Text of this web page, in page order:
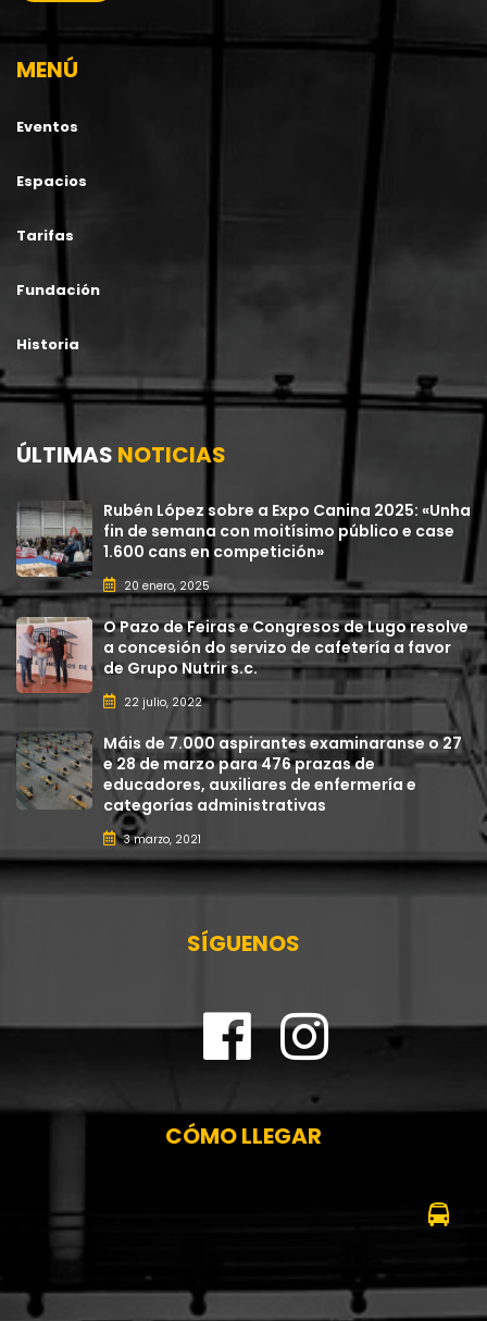
MENÚ
Eventos
Espacios
Tarifas
Fundación
Historia
ÚLTIMAS NOTICIAS
Rubén López sobre a Expo Canina 2025: «Unha
fin de semana con moitísimo público e case
1.600 cans en competición»
20 enero, 2025
O Pazo de Feiras e Congresos de Lugo resolve
a concesión do servizo de cafetería a favor
de Grupo Nutrir s.c.
22 julio, 2022
Máis de 7.000 aspirantes examinaranse o 27
e 28 de marzo para 476 prazas de
educadores, auxiliares de enfermería e
categorías administrativas
3 marzo, 2021
SÍGUENOS
CÓMO LLEGAR